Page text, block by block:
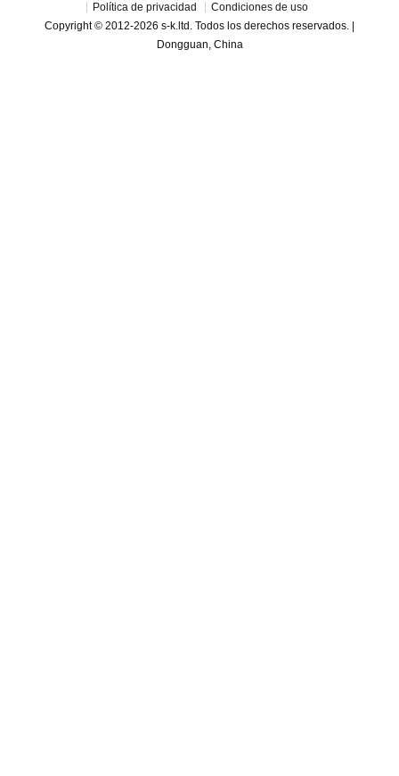
Política de privacidad
Condiciones de uso
Copyright © 2012-2026 s-k.ltd. Todos los derechos reservados. |
Dongguan, China